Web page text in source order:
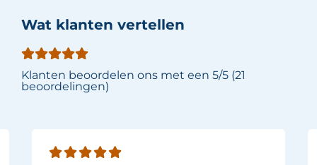
Wat klanten vertellen
Klanten beoordelen ons met een 5/5 (21
beoordelingen)